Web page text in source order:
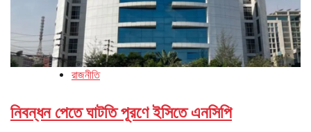
রাজনীতি
নিবন্ধন পেতে ঘাটতি পূরণে ইসিতে এনসিপি